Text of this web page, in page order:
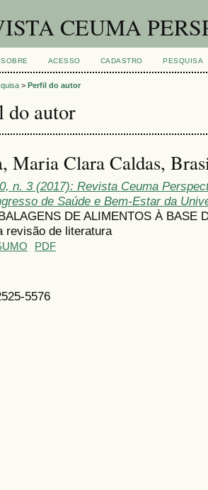
CEUMA
SOBRE ACESSO CADASTRO PESQUISA
> Perfil do autor
do autor
Maria Clara Caldas,
n. 3 (2017): Revista Ceuma
de Saúde e Bem-Estar da
DE ALIMENTOS À BASE
revisão de literatura
PDF
5576